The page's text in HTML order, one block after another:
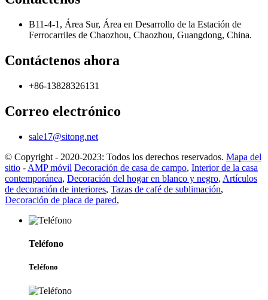
B11-4-1, Área Sur, Área en Desarrollo de la Estación de
Ferrocarriles de Chaozhou, Chaozhou, Guangdong, China.
Contáctenos ahora
+86-13828326131
Correo electrónico
sale17@sitong.net
© Copyright - 2020-2023: Todos los derechos reservados. Mapa del
sitio - AMP móvil Decoración de casa de campo, Interior de la casa
contemporánea, Decoración del hogar en blanco y negro, Artículos
de decoración de interiores, Tazas de café de sublimación,
Decoración de placa de pared,
Teléfono
Teléfono